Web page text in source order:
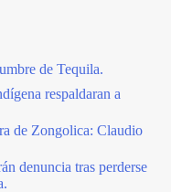
de Tequila.
respaldaran a
de Zongolica: Claudio
denuncia tras perderse